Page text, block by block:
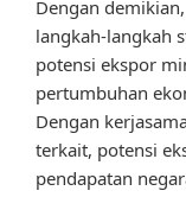
Dengan
langkah-langkah
potensi ekspor
pertumbuhan
Dengan
terkait, potensi
pendapatan